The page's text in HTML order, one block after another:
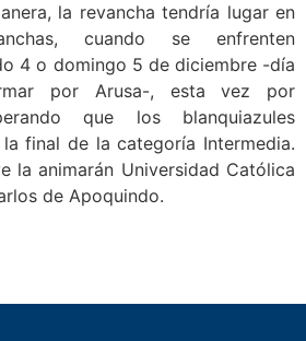
la revancha tendría lugar en
cuando se enfrenten
4 o domingo 5 de diciembre -día
por Arusa-, esta vez por
que los blanquiazules
final de la categoría Intermedia.
la animarán Universidad Católica
de Apoquindo.